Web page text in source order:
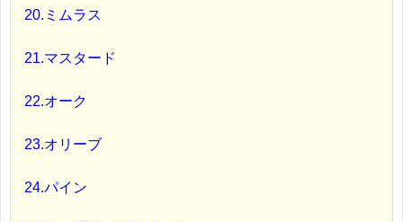
20.ミムラス
21.マスタード
22.オーク
23.オリーブ
24.パイン